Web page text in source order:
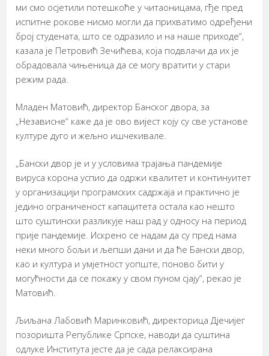
ми смо осјетили потешкоће у читаоницама, гђе пред
испитне рокове нисмо могли да прихватимо одређени
број студената, што се одразило и на наше приходе“,
казала је Петровић Зечићева, која подвлачи да их је
обрадовала чињеница да се могу вратити у стари
режим рада.
Младен Матовић, директор Банског двора, за
„Независне“ каже да је ово вијест коју су све установе
културе дуго и жељно ишчекивале.
„Бански двор је и у условима трајања пандемије
вируса корона успио да одржи квалитет и континуитет
у организацији програмских садржаја и практично је
једино ограниченост капацитета остала као нешто
што суштински разликује наш рад у односу на период
прије пандемије. Искрено се надам да су пред нама
неки много бољи и љепши дани и да ће Бански двор,
као и култура и умјетност уопште, поново бити у
могућности да се покажу у свом пуном сјају“, рекао је
Матовић.
Љиљана Лабовић Маринковић, директорица Дјечијег
позоришта Републике Српске, наводи да суштина
одлуке Института јесте да је сада релаксирана